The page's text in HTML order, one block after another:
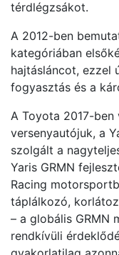
térdlégzsákot.
A 2012-ben
kategóriában
hajtásláncot, ezzel
fogyasztás és a
A Toyota 2017-
versenyautójuk, a
szolgált a
Yaris GRMN
Racing
táplálkozó,
– a globális GRMN
rendkívüli